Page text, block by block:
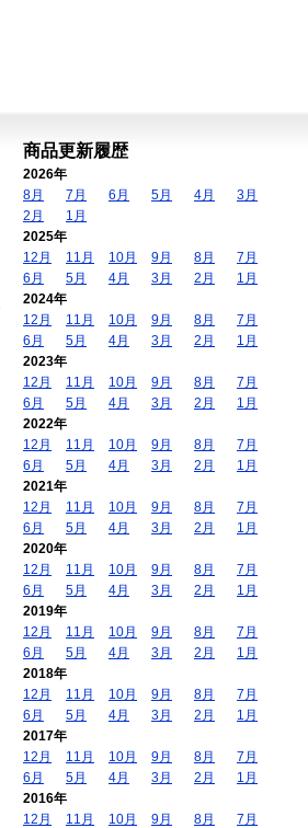
商品更新履歴
2026年
8月
7月 6月 5月 4月
3月
2月
1月
2025年
12月
11月 10月 9月 8月
7月
6月
5月 4月 3月 2月
1月
2024年
12月
11月 10月 9月 8月
7月
6月
5月 4月 3月 2月
1月
2023年
12月
11月 10月 9月 8月
7月
6月
5月 4月 3月 2月
1月
2022年
12月
11月 10月 9月 8月
7月
6月
5月 4月 3月 2月
1月
2021年
12月
11月 10月 9月 8月
7月
6月
5月 4月 3月 2月
1月
2020年
12月
11月 10月 9月 8月
7月
6月
5月 4月 3月 2月
1月
2019年
12月
11月 10月 9月 8月
7月
6月
5月 4月 3月 2月
1月
2018年
12月
11月 10月 9月 8月
7月
6月
5月 4月 3月 2月
1月
2017年
12月
11月 10月 9月 8月
7月
6月
5月 4月 3月 2月
1月
2016年
12月
11月 10月 9月 8月 7月